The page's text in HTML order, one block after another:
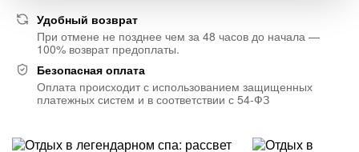
Удобный возврат
При отмене не позднее чем за 48 часов до начала —
100% возврат предоплаты.
Безопасная оплата
Оплата происходит с использованием защищенных
платежных систем и в соответствии с 54-ФЗ